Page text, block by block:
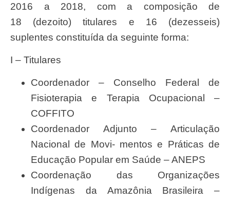
2016 a 2018, com a composição de
18 (dezoito) titulares e 16 (dezesseis)
suplentes constituída da seguinte forma:
I – Titulares
Coordenador – Conselho Federal de
Fisioterapia e Terapia Ocupacional –
COFFITO
Coordenador Adjunto – Articulação
Nacional de Movi- mentos e Práticas de
Educação Popular em Saúde – ANEPS
Coordenação das Organizações
Indígenas da Amazônia Brasileira –